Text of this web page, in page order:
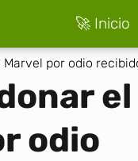
🚀 Inicio
por odio
el
odio